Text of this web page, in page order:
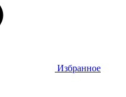
Избранное